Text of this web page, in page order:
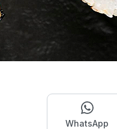
WhatsApp